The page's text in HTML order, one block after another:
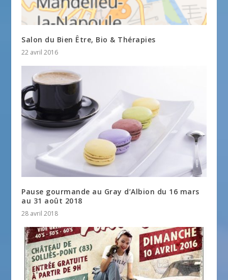
Salon du Bien Être, Bio & Thérapies
22 avril 2016
Pause gourmande au Gray d’Albion du 16 mars
au 31 août 2018
28 avril 2018